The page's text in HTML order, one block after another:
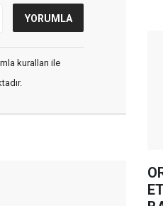
kuralları ile